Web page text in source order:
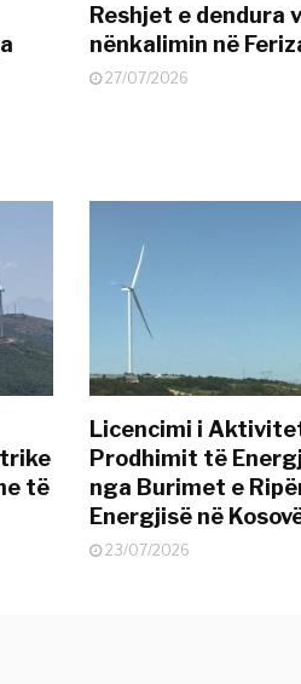
Reshjet e dendura
nënkalimin në
27/07/2026
të
Licencimi i
Prodhimit të
nga Burimet e
Energjisë në
23/07/2026